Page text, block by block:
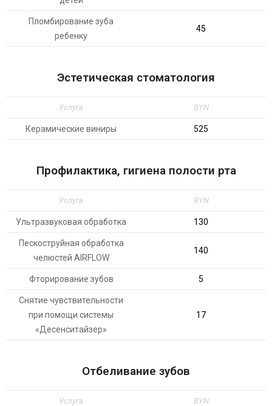
Пломбирование зуба
ребенку
45
Эстетическая стоматология
Услуга BYN
Керамические виниры 525
Профилактика, гигиена полости рта
Услуга BYN
Ультразвуковая обработка 130
Пескоструйная обработка
челюстей AIRFLOW
140
Фторирование зубов 5
Снятие чувствительности
при помощи системы
«Десенситайзер»
17
Отбеливание зубов
Услуга BYN